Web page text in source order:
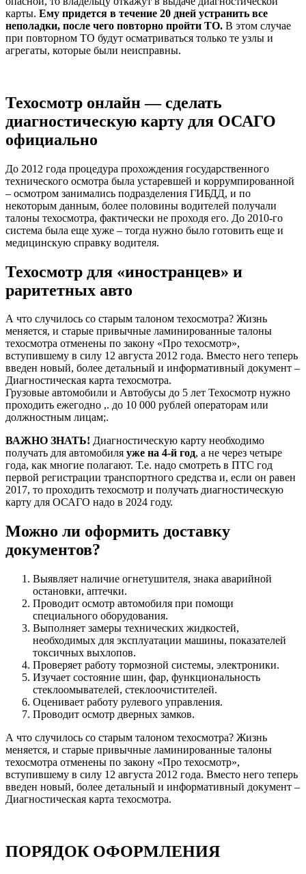
карты. Ему придется в течение 20 дней устранить все
неполадки, после чего повторно пройти ТО. В этом случае
при повторном ТО будут осматриваться только те узлы и
агрегаты, которые были неисправны.
Техосмотр онлайн — сделать
диагностическую карту для ОСАГО
официально
До 2012 года процедура прохождения государственного
технического осмотра была устаревшей и коррумпированной
– осмотром занимались подразделения ГИБДД, и по
некоторым данным, более половины водителей получали
талоны техосмотра, фактически не проходя его. До 2010-го
система была еще хуже – тогда нужно было готовить еще и
медицинскую справку водителя.
Техосмотр для «иностранцев» и
раритетных авто
А что случилось со старым талоном техосмотра? Жизнь
меняется, и старые привычные ламинированные талоны
техосмотра отменены по закону «Про техосмотр»,
вступившему в силу 12 августа 2012 года. Вместо него теперь
введен новый, более детальный и информативный документ –
Диагностическая карта техосмотра.
Грузовые автомобили и Автобусы до 5 лет Техосмотр нужно
проходить ежегодно ,. до 10 000 рублей операторам или
должностным лицам;.
ВАЖНО ЗНАТЬ! Диагностическую карту необходимо
получать для автомобиля уже на 4-й год, а не через четыре
года, как многие полагают. Т.е. надо смотреть в ПТС год
первой регистрации транспортного средства и, если он равен
2017, то проходить техосмотр и получать диагностическую
карту для ОСАГО надо в 2024 году.
Можно ли оформить доставку
документов?
Выявляет наличие огнетушителя, знака аварийной
остановки, аптечки.
Проводит осмотр автомобиля при помощи
специального оборудования.
Выполняет замеры технических жидкостей,
необходимых для эксплуатации машины, показателей
токсичных выхлопов.
Проверяет работу тормозной системы, электроники.
Изучает состояние шин, фар, функциональность
стеклоомывателей, стеклоочистителей.
Оценивает работу рулевого управления.
Проводит осмотр дверных замков.
А что случилось со старым талоном техосмотра? Жизнь
меняется, и старые привычные ламинированные талоны
техосмотра отменены по закону «Про техосмотр»,
вступившему в силу 12 августа 2012 года. Вместо него теперь
введен новый, более детальный и информативный документ –
Диагностическая карта техосмотра.
ПОРЯДОК ОФОРМЛЕНИЯ